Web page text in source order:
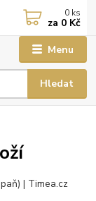
Menu
Hledat
0 ks
za 0 Kč